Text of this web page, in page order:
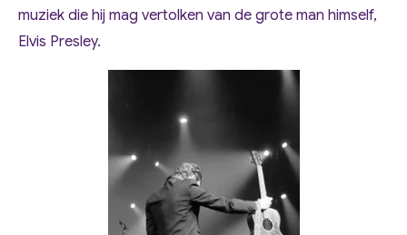
muziek die hij mag vertolken van de grote man himself,
Elvis Presley.